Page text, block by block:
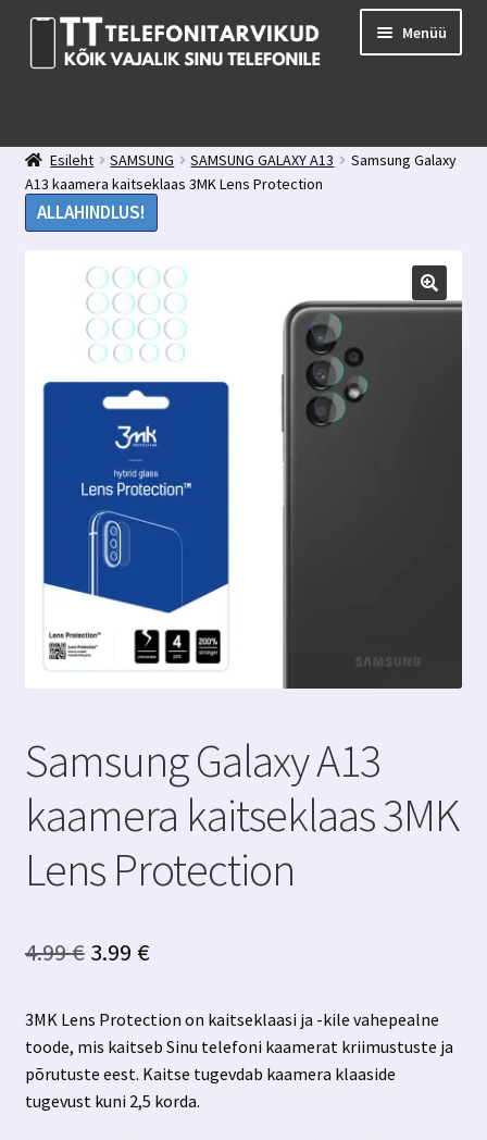
Liigu
navigeerimisele
Liigu
juurde
Menüü
Minu konto
Ostukorv
Tagasiside
Esileht SAMSUNG SAMSUNG GALAXY A13
Samsung Galaxy
A13 kaamera kaitseklaas 3MK Lens Protection
ALLAHINDLUS!
Samsung Galaxy A13
kaamera kaitseklaas 3MK
Lens Protection
4.99€ Algne
oli:
4.99 €.
3.99 €Praegune
on:
3.99 €.
3MK Lens Protection on kaitseklaasi ja -kile vahepealne
toode, mis kaitseb Sinu telefoni kaamerat kriimustuste ja
põrutuste eest. Kaitse tugevdab kaamera klaaside
tugevust kuni 2,5 korda.